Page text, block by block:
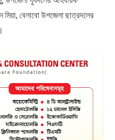
বেলাবো উপজেলা ছাত্রদলের